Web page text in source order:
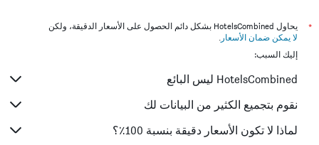
*
يحاول HotelsCombined بشكل دائم الحصول على الأسعار الدقيقة، ولكن
لا يمكن ضمان الأسعار .
إليك السبب:
HotelsCombined ليس البائع
نقوم بتجميع الكثير من البيانات لك
لماذا لا تكون الأسعار دقيقة بنسبة 100٪؟